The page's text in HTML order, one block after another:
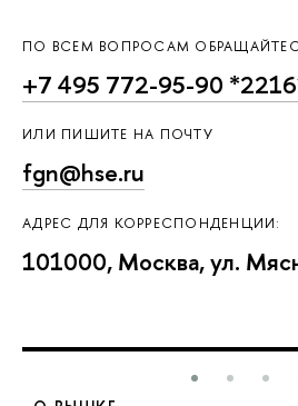
ПО ВСЕМ ВОПРОСАМ
+7 495 772-95-90
ИЛИ ПИШИТЕ НА ПОЧТУ
fgn@hse.ru
АДРЕС ДЛЯ КОРРЕСПОНДЕНЦИИ:
101000, Москва, ул.